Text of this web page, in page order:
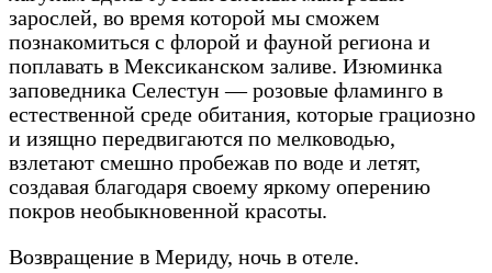
зарослей, во время которой мы сможем
познакомиться с флорой и фауной региона и
поплавать в Мексиканском заливе. Изюминка
заповедника Селестун — розовые фламинго в
естественной среде обитания, которые грациозно
и изящно передвигаются по мелководью,
взлетают смешно пробежав по воде и летят,
создавая благодаря своему яркому оперению
покров необыкновенной красоты.
Возвращение в Мериду, ночь в отеле.